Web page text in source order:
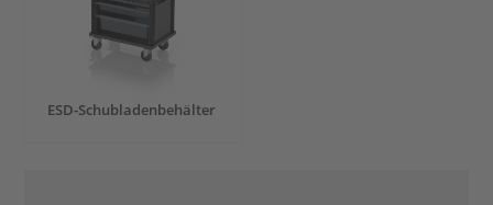
ESD-Schubladenbehälter